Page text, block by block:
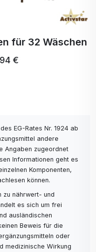
- beschleunigt den
von Sekreten
vollflächige
der SHUYA
für 32 Wäschen
€
EG-Rates Nr. 1924 ab
andere
Angaben zugeordnet
Informationen geht es
Komponenten,
können.
zu nährwert- und
es sich um frei
ausländischen
Beweis für die
oder
medizinische Wirkung